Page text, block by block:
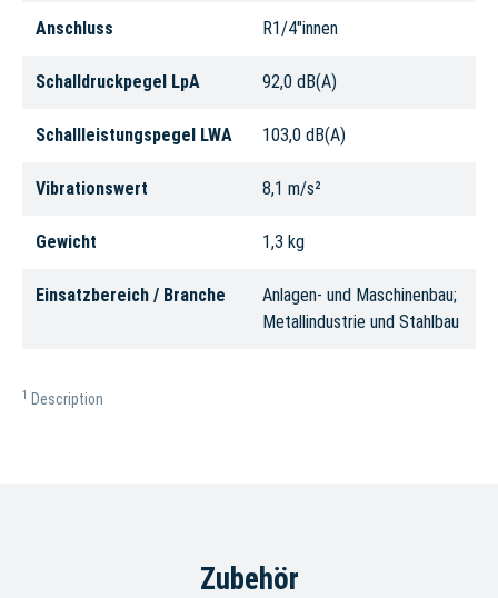
Anschluss R1/4"innen
Schalldruckpegel LpA 92,0 dB(A)
Schallleistungspegel LWA 103,0 dB(A)
Vibrationswert 8,1 m/s²
Gewicht 1,3 kg
Einsatzbereich / Branche
Anlagen- und Maschinenbau;
Metallindustrie und Stahlbau
1 Description
Zubehör